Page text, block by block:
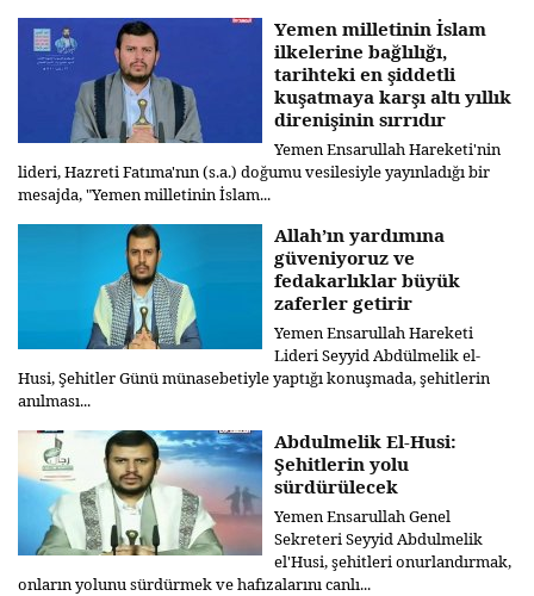
Yemen milletinin İslam
ilkelerine bağlılığı,
tarihteki en şiddetli
kuşatmaya karşı altı yıllık
direnişinin sırrıdır
Yemen Ensarullah Hareketi'nin
lideri, Hazreti Fatıma'nın (s.a.) doğumu vesilesiyle yayınladığı bir
mesajda, "Yemen milletinin İslam...
Allah’ın yardımına
güveniyoruz ve
fedakarlıklar büyük
zaferler getirir
Yemen Ensarullah Hareketi
Lideri Seyyid Abdülmelik el-
Husi, Şehitler Günü münasebetiyle yaptığı konuşmada, şehitlerin
anılması...
Abdulmelik El-Husi:
Şehitlerin yolu
sürdürülecek
Yemen Ensarullah Genel
Sekreteri Seyyid Abdulmelik
el'Husi, şehitleri onurlandırmak,
onların yolunu sürdürmek ve hafızalarını canlı...